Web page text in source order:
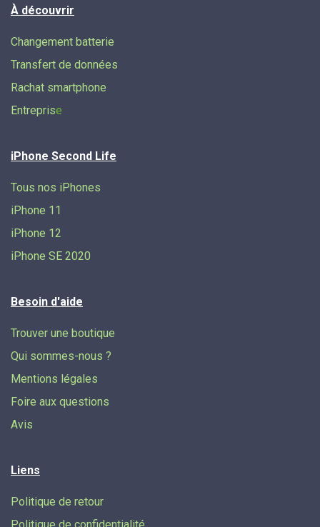
À découvrir
Changement batterie
Transfert de données​
Rachat smartphone
Entreprise
iPhone Second Life
Tous nos iPhones
iPhone 11
iPhone 12
iPhone SE 2020
Besoin d'aide
Trouver une boutique
Qui sommes-nous ?
Mentions légales
Foire aux questions
Avis
Liens
Politique de retour